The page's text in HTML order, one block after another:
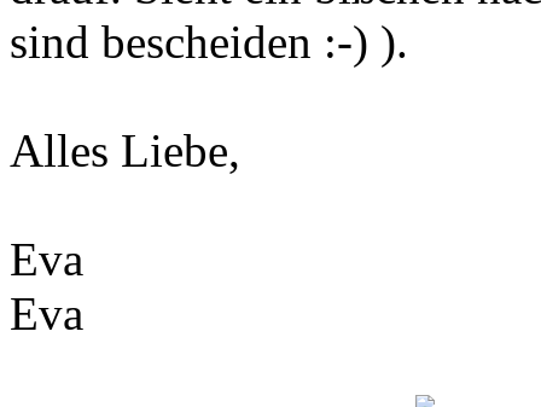
sind bescheiden :-) ).
Alles Liebe,
Eva
Eva